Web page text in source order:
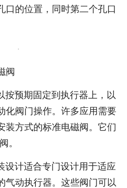
口的位置，同时第二个孔口
阀
按预期固定到执行器上，以
化阀门操作。许多应用需要
装方式的标准电磁阀。它们
。
设计适合专门设计用于适应
气动执行器。这些阀门可以